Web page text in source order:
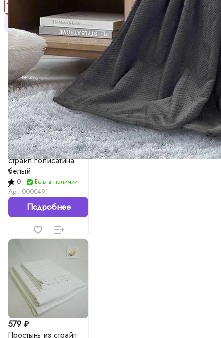
Заказать расчет
ХИТ СОВЕТУЕМ
1 006 ₽
Пододеяльник из
страйп полисатина
белый
0
Есть в наличии
Арт. 0000491
Подробнее
579 ₽
Простынь из страйп